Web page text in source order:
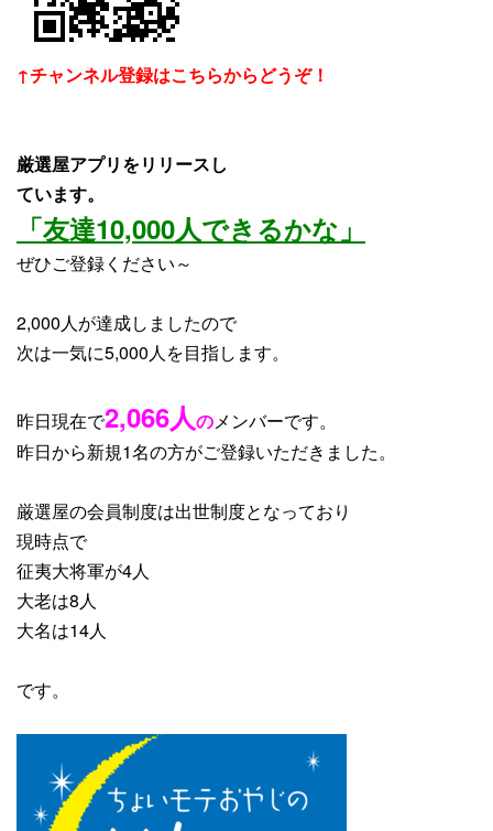
↑チャンネル登録はこちらからどうぞ！
厳選屋アプリをリリースし
ています。
「友達10,000人できるかな」
ぜひご登録ください～
2,000人が達成しましたので
次は一気に5,000人を目指します。
昨日現在で2,066人のメンバーです。
昨日から新規1名の方がご登録いただきました。
厳選屋の会員制度は出世制度となっており
現時点で
征夷大将軍が4人
大老は8人
大名は14人
です。